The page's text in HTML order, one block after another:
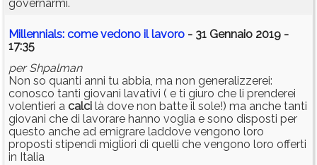
governarmi.
Millennials: come vedono il lavoro - 31 Gennaio 2019 -
17:35
per Shpalman
Non so quanti anni tu abbia, ma non generalizzerei:
conosco tanti giovani lavativi ( e ti giuro che li prenderei
volentieri a calci là dove non batte il sole!) ma anche tanti
giovani che di lavorare hanno voglia e sono disposti per
questo anche ad emigrare laddove vengono loro
proposti stipendi migliori di quelli che vengono loro offerti
in Italia